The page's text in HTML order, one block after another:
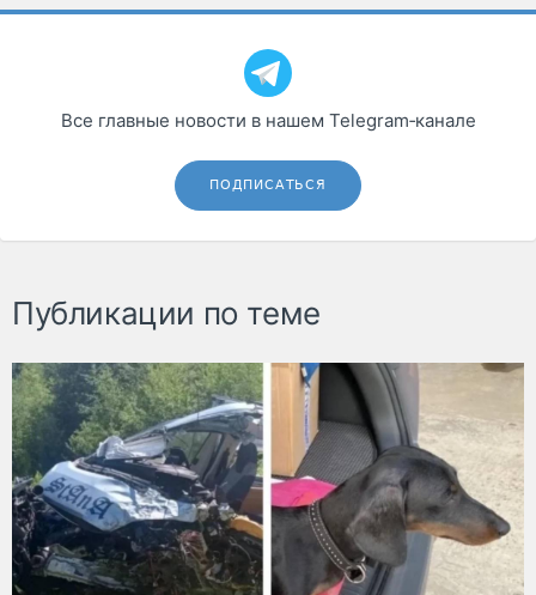
Все главные новости в нашем Telegram‑канале
ПОДПИСАТЬСЯ
Публикации по теме